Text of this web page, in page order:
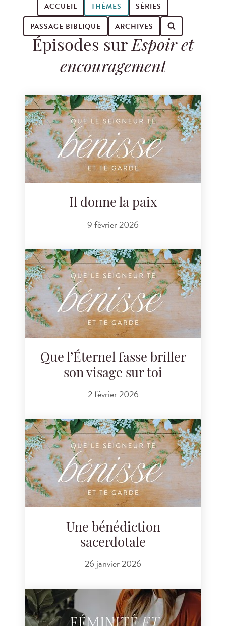
ACCUEIL
THÈMES
SÉRIES
PASSAGE BIBLIQUE
ARCHIVES
Search for podcast episodes
Épisodes surEspoir et
encouragement
Il donne la paix
9 février 2026
Que l’Éternel fasse briller
son visage sur toi
2 février 2026
Une bénédiction
sacerdotale
26 janvier 2026